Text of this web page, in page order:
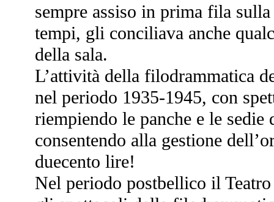
sempre assiso in prima fila
tempi, gli conciliava anche
della sala.
L’attività della filodrammatica
nel periodo 1935-1945, con
riempiendo le panche e le sedie
consentendo alla gestione
duecento lire!
Nel periodo postbellico il